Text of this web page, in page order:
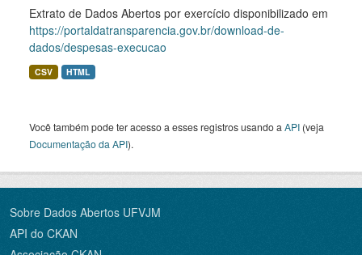
Extrato de Dados Abertos por exercício disponibilizado em
https://portaldatransparencia.gov.br/download-de-
dados/despesas-execucao
CSV HTML
Você também pode ter acesso a esses registros usando a API (veja
Documentação da API).
Sobre Dados Abertos UFVJM
API do CKAN